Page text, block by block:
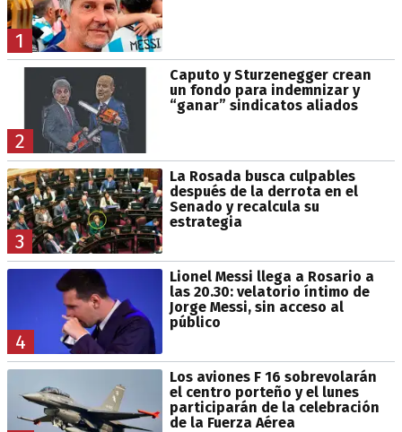
1
2
Caputo y Sturzenegger crean
un fondo para indemnizar y
“ganar” sindicatos aliados
3
La Rosada busca culpables
después de la derrota en el
Senado y recalcula su
estrategia
4
Lionel Messi llega a Rosario a
las 20.30: velatorio íntimo de
Jorge Messi, sin acceso al
público
Los aviones F 16 sobrevolarán
el centro porteño y el lunes
participarán de la celebración
de la Fuerza Aérea